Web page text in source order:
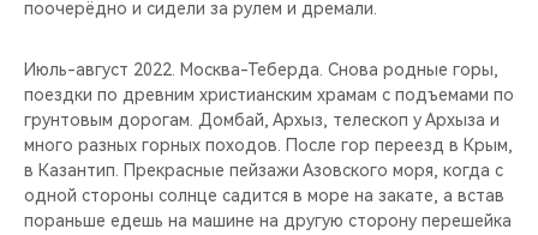
поочерёдно и сидели за рулем и дремали.
Июль-август 2022. Москва-Теберда. Снова родные горы,
поездки по древним христианским храмам с подъемами по
грунтовым дорогам. Домбай, Архыз, телескоп у Архыза и
много разных горных походов. После гор переезд в Крым,
в Казантип. Прекрасные пейзажи Азовского моря, когда с
одной стороны солнце садится в море на закате, а встав
пораньше едешь на машине на другую сторону перешейка